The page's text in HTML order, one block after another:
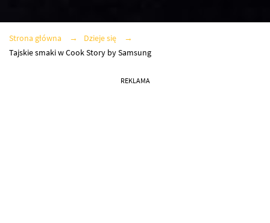
Strona główna
Dzieje się
Tajskie smaki w Cook Story by Samsung
REKLAMA